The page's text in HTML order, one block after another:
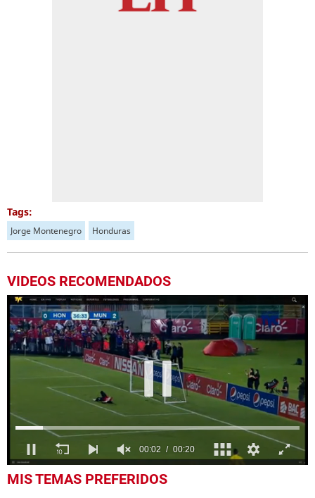
Tags:
Jorge Montenegro Honduras
VIDEOS RECOMENDADOS
second
MIS TEMAS PREFERIDOS